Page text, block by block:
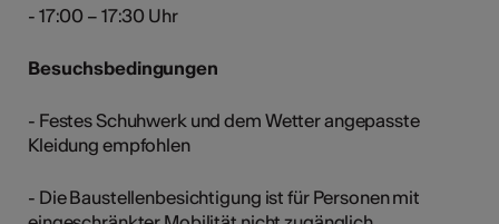
- 17:00 – 17:30 Uhr
Besuchsbedingungen
- Festes Schuhwerk und dem Wetter angepasste
Kleidung empfohlen
- Die Baustellenbesichtigung ist für Personen mit